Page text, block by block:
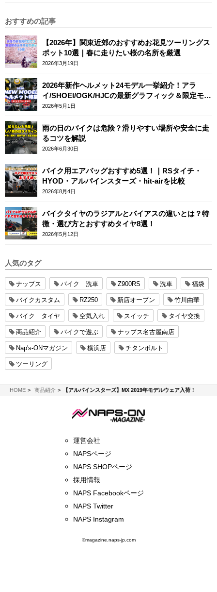
おすすめの記事
【2026年】関東近郊のおすすめお花見ツーリングス
ポット10選｜春に走りたい桜の名所を厳選
2026年3月19日
2026年新作ヘルメット24モデル一挙紹介！アラ
イ/SHOEI/OGK/HJCの最新グラフィック＆限定モデ
ルまとめ
2026年5月1日
雨の日のバイクは危険？滑りやすい場所や安全に走
るコツを解説
2026年6月30日
バイク用エアバッグおすすめ5選！｜RSタイチ・
HYOD・アルパインスターズ・hit-airを比較
2026年8月4日
バイクタイヤのラジアルとバイアスの違いとは？特
徴・選び方とおすすめタイヤ8選！
2026年5月12日
人気のタグ
ナップス バイク 洗車 Z900RS 洗車 福袋
バイクカスタム RZ250 新店オープン 竹川由華
バイク タイヤ 空気入れ スイッチ タイヤ交換
商品紹介 バイクで遊ぶ ナップス名古屋南店
Nap's-ONマガジン 横浜店 チタンボルト
ツーリング
HOMENAPS-ON マガジン
商品紹介 【アルパインスターズ】MX 2019年モデルウェア入荷！
運営会社
NAPSページ
NAPS SHOPページ
採用情報
NAPS Facebookページ
NAPS Twitter
NAPS Instagram
©magazine.naps-jp.com